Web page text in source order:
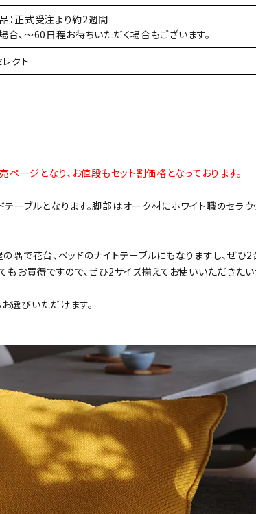
：正式受注より約2週間
合、〜60日程お待ちいただく場合もございます。
クト
ージとなり、お値段もセット割価格となっております。
ーブルとなります。脚部はオーク材にホワイト職のセ
隅で花台、ベッドのナイトテーブルにもなりますし、ぜ
もお買得ですので、ぜひ2サイズ揃えてお使いいただきたい
選びいただけます。